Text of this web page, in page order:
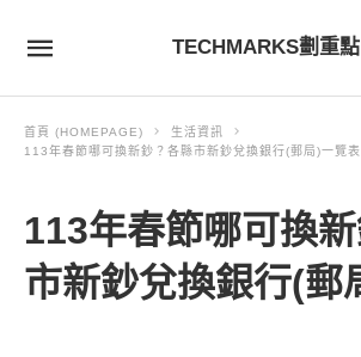
TECHMARKS劃重點
首頁 (HOMEPAGE)
生活資訊
113年春節哪可換新鈔？各縣市新鈔兌換銀行(郵局)一覽表
113年春節哪可換
市新鈔兌換銀行(郵